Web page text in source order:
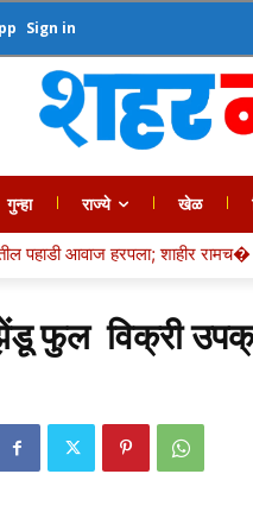
Sign in
गुन्हा राज्ये खेळ
शाहीर रामच� दिवा
झेंडू फुल विक्री